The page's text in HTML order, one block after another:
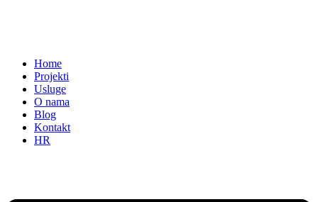
Home
Projekti
Usluge
O nama
Blog
Kontakt
HR